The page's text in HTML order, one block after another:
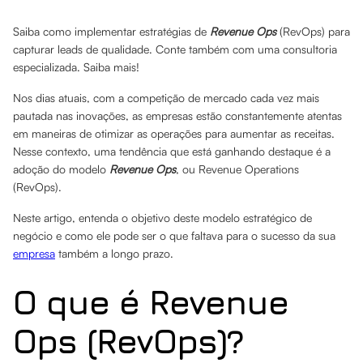
Saiba como implementar estratégias de Revenue Ops(RevOps) para
capturar leads de qualidade. Conte também com uma consultoria
especializada. Saiba mais!
Nos dias atuais, com a competição de mercado cada vez mais
pautada nas inovações, as empresas estão constantemente atentas
em maneiras de otimizar as operações para aumentar as receitas.
Nesse contexto, uma tendência que está ganhando destaque é a
adoção do modelo Revenue Ops, ou Revenue Operations
(RevOps).
Neste artigo, entenda o objetivo deste modelo estratégico de
negócio e como ele pode ser o que faltava para o sucesso da sua
empresa também a longo prazo.
O que é Revenue
Ops (RevOps)?